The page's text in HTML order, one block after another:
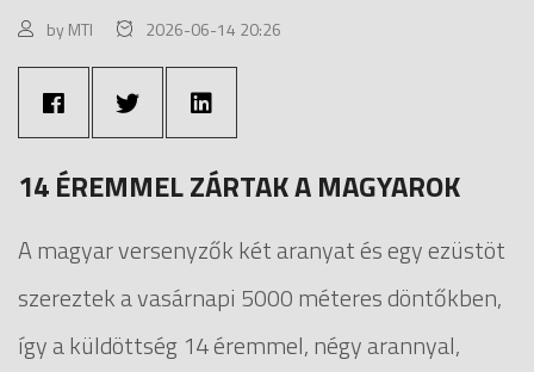
by MTI 2026-06-14 20:26
14 ÉREMMEL ZÁRTAK A MAGYAROK
A magyar versenyzők két aranyat és egy ezüstöt
szereztek a vasárnapi 5000 méteres döntőkben,
így a küldöttség 14 éremmel, négy arannyal,